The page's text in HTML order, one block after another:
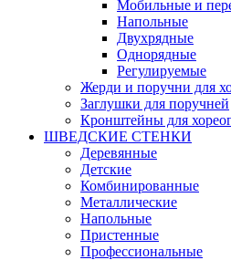
Мобильные и
Напольные
Двухрядные
Однорядные
Регулируемые
Жерди и поручни для
Заглушки для поручней
Кронштейны для
ШВЕДСКИЕ СТЕНКИ
Деревянные
Детские
Комбинированные
Металлические
Напольные
Пристенные
Профессиональные